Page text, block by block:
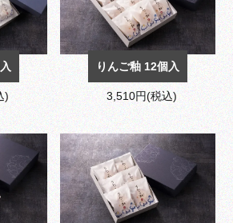
)
りんご釉 12個入
3,510円(税込)